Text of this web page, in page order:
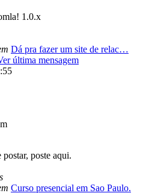
1.0.x
Dá pra fazer um site de relac…
última mensagem
postar, poste aqui.
Curso presencial em Sao Paulo.